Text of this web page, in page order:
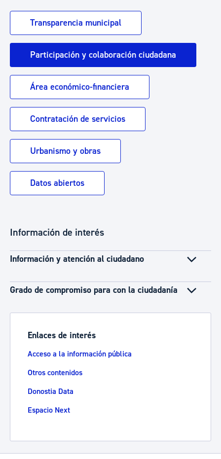
Transparencia municipal
Participación y colaboración ciudadana
Área económico-financiera
Contratación de servicios
Urbanismo y obras
Datos abiertos
Información de interés
Información y atención al ciudadano
Grado de compromiso para con la ciudadanía
Enlaces de interés
Acceso a la información pública
Otros contenidos
Donostia Data
Espacio Next